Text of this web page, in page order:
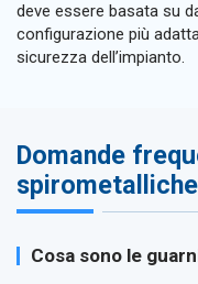
deve essere basata su
configurazione più
sicurezza dell’impianto.
Domande
spirometalliche
Cosa sono le